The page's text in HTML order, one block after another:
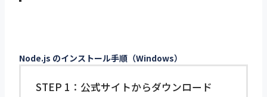
Node.js のインストール手順（Windows）
STEP 1：公式サイトからダウンロード